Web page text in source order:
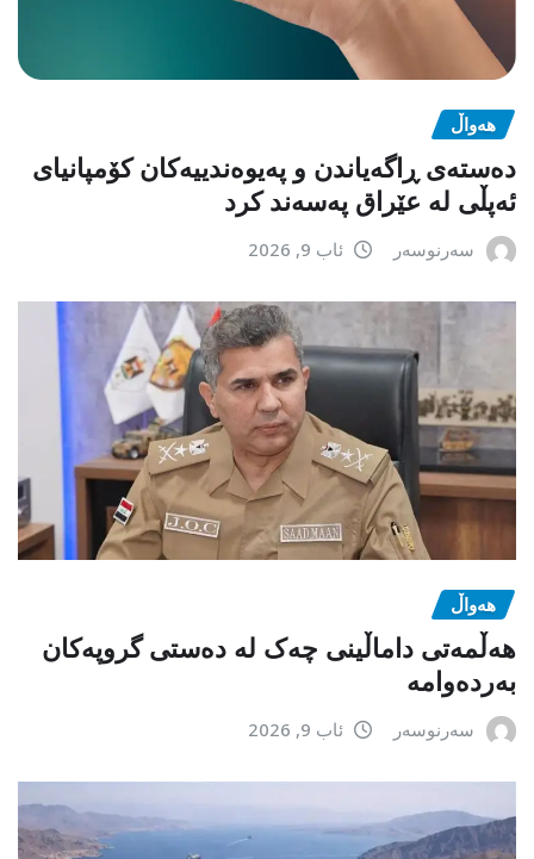
هەواڵ
دەستەی ڕاگەیاندن و پەیوەندییەکان کۆمپانیای
ئەپڵی لە عێراق پەسەند کرد
سەرنوسەر ئاب 9, 2026
هەواڵ
هەڵمەتی داماڵینی چەک لە دەستی گروپەکان
بەردەوامە
سەرنوسەر ئاب 9, 2026